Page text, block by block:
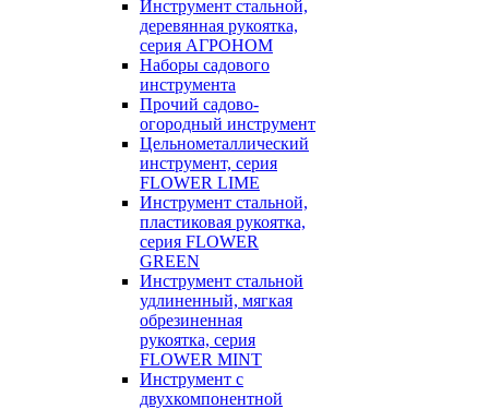
Инструмент стальной,
деревянная рукоятка,
серия АГРОНОМ
Наборы садового
инструмента
Прочий садово-
огородный инструмент
Цельнометаллический
инструмент, серия
FLOWER LIME
Инструмент стальной,
пластиковая рукоятка,
серия FLOWER
GREEN
Инструмент стальной
удлиненный, мягкая
обрезиненная
рукоятка, серия
FLOWER MINT
Инструмент с
двухкомпонентной